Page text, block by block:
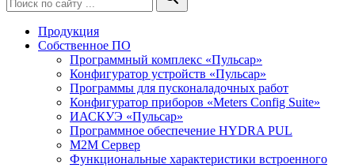
Продукция
Собственное ПО
Программный комплекс «Пульсар»
Конфигуратор устройств «Пульсар»
Программы для пусконаладочных работ
Конфигуратор приборов «Meters Config Suite»
ИАСКУЭ «Пульсар»
Программное обеспечение HYDRA PUL
M2M Сервер
Функциональные характеристики встроенного